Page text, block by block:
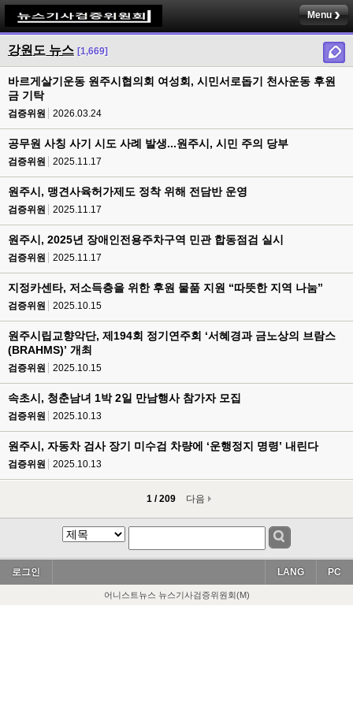
Menu
강원도 뉴스 [1,669]
바르게살기운동 원주시협의회 여성회, 시민서로돕기 천사운동 후원
금 기탁
검증위원 2026.03.24
공무원 사칭 사기 시도 사례 발생...원주시, 시민 주의 당부
검증위원 2025.11.17
원주시, 맹견사육허가제도 정착 위해 전담반 운영
검증위원 2025.11.17
원주시, 2025년 장애인전용주차구역 민관 합동점검 실시
검증위원 2025.11.17
지정카센타, 저소득층을 위한 후원 물품 지원 “따뜻한 지역 나눔”
검증위원 2025.10.15
원주시립교향악단, 제194회 정기연주회 ‘서혜경과 금노상의 브람스
(BRAHMS)’ 개최
검증위원 2025.10.15
속초시, 청춘남녀 1박 2일 만남행사 참가자 모집
검증위원 2025.10.13
원주시, 자동차 검사 장기 미수검 차량에 ‘운행정지 명령’ 내린다
검증위원 2025.10.13
1 / 209 다음
로그인 PC
LANG
어니스트뉴스 뉴스기사검증위원회(M)